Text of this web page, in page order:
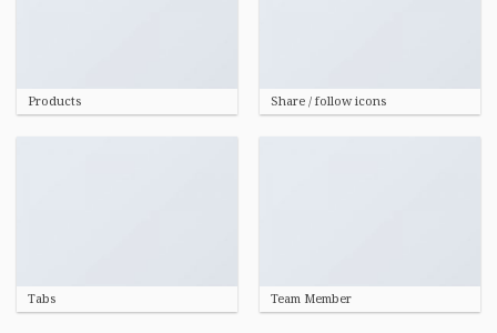
Products Share / follow icons
Tabs Team Member